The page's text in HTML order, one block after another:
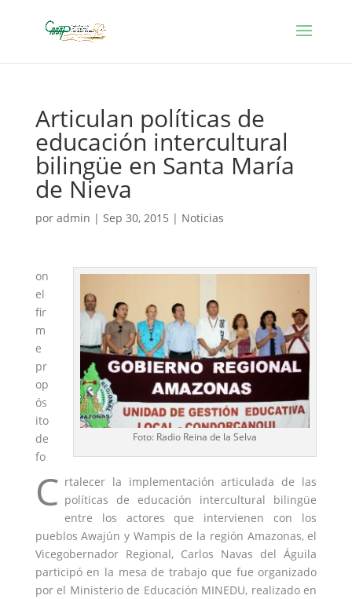
Articulan políticas de
educación intercultural
bilingüe en Santa María
de Nieva
por admin | Sep 30, 2015 | Noticias
Foto: Radio Reina de la Selva
C
on
el
fir
m
e
pr
op
ós
ito
de
fo
rtalecer la implementación articulada de las
políticas de educación intercultural bilingüe
entre los actores que intervienen con los
pueblos Awajún y Wampis de la región Amazonas, el
Vicegobernador Regional, Carlos Navas del Águila
participó en la mesa de trabajo que fue organizado
por el Ministerio de Educación MINEDU, realizado en